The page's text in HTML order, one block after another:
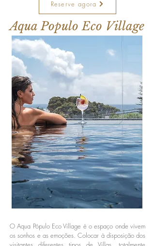
Reserve agora
Aqua Populo Eco Village
O Aqua Pópulo Eco Village é o espaço onde vivem
os sonhos e as emoções. Colocar à disposição dos